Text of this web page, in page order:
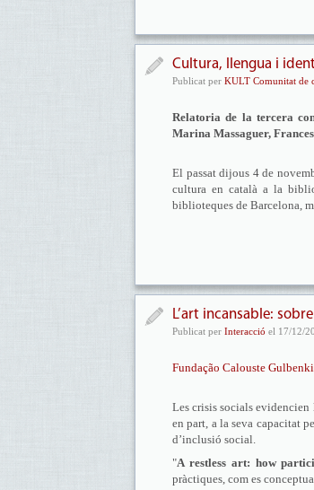
Cultura, llengua i
Publicat per KULT Comunitat de
Relatoria de la tercera
Marina Massaguer,
El passat dijous 4 de
cultura en català a la
biblioteques de Barcelona,
L’art incansable:
Publicat per Interacció el 17/12/
Fundação Calouste
Les crisis socials evidencien
en part, a la seva capacitat
d’inclusió social.
"A restless art: how
pràctiques, com es